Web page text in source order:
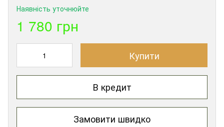
Наявність уточнюйте
1 780 грн
Купити
В кредит
Замовити швидко